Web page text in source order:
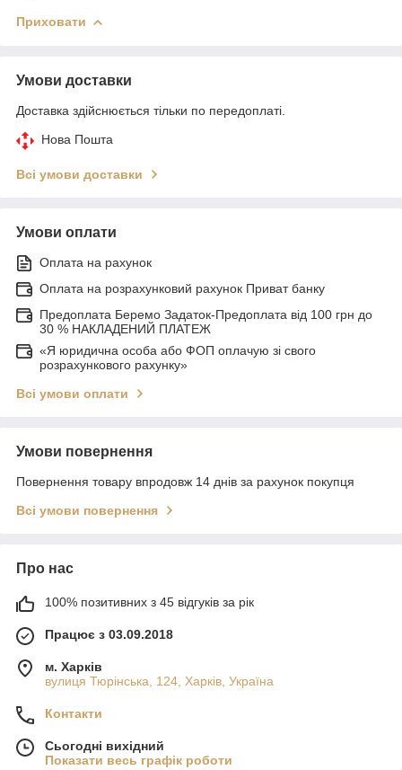
Приховати
Умови доставки
Доставка здійснюється тільки по передоплаті.
Нова Пошта
Всі умови доставки
Умови оплати
Оплата на рахунок
Оплата на розрахунковий рахунок Приват банку
Предоплата Беремо Задаток-Предоплата від 100 грн до
30 % НАКЛАДЕНИЙ ПЛАТЕЖ
«Я юридична особа або ФОП оплачую зі свого
розрахункового рахунку»
Всі умови оплати
Умови повернення
Повернення товару впродовж 14 днів за рахунок покупця
Всі умови повернення
Про нас
100% позитивних з 45 відгуків за рік
Працює з 03.09.2018
м. Харків
вулиця Тюрінська, 124, Харків, Україна
Контакти
Сьогодні вихідний
Показати весь графік роботи